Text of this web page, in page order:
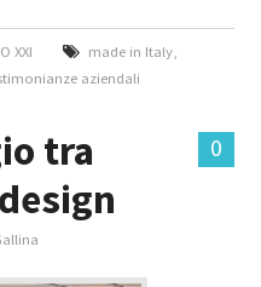
XXI made in Italy,
aziendali
0
tra